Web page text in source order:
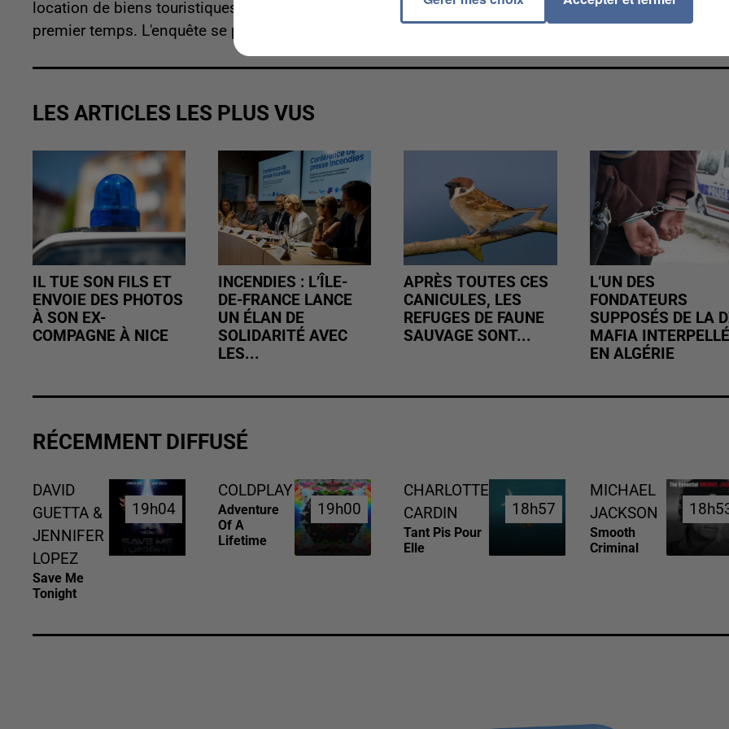
location de biens touristiques qui ne serait pas AirBnb, comme cela a pu nous être indiqué dans un
premier temps. L'enquête se poursuit pour retrouver les agresseurs.
LES ARTICLES LES PLUS VUS
IL TUE SON FILS ET
ENVOIE DES PHOTOS
À SON EX-
COMPAGNE À NICE
INCENDIES : L’ÎLE-
DE-FRANCE LANCE
UN ÉLAN DE
SOLIDARITÉ AVEC
LES...
APRÈS TOUTES CES
CANICULES, LES
REFUGES DE FAUNE
SAUVAGE SONT...
L’UN DES
FONDATEURS
SUPPOSÉS DE LA
MAFIA INTERPELLÉ
EN ALGÉRIE
RÉCEMMENT DIFFUSÉ
DAVID
GUETTA &
JENNIFER
LOPEZ
Save Me
Tonight
19h04
19h04
COLDPLAY
Adventure
Of A
Lifetime
19h00
19h00
CHARLOTTE
CARDIN
Tant Pis Pour
Elle
18h57
18h57
MICHAEL
JACKSON
Smooth
Criminal